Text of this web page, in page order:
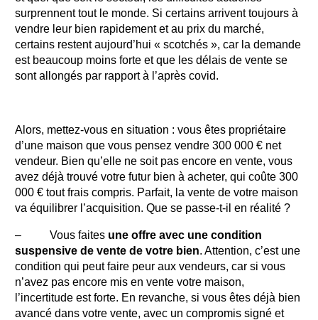
surprennent tout le monde. Si certains arrivent toujours à
vendre leur bien rapidement et au prix du marché,
certains restent aujourd’hui « scotchés », car la demande
est beaucoup moins forte et que les délais de vente se
sont allongés par rapport à l’après covid.
Alors, mettez-vous en situation : vous êtes propriétaire
d’une maison que vous pensez vendre 300 000 € net
vendeur. Bien qu’elle ne soit pas encore en vente, vous
avez déjà trouvé votre futur bien à acheter, qui coûte 300
000 € tout frais compris. Parfait, la vente de votre maison
va équilibrer l’acquisition. Que se passe-t-il en réalité ?
– Vous faites une offre avec une condition
suspensive de vente de votre bien. Attention, c’est une
condition qui peut faire peur aux vendeurs, car si vous
n’avez pas encore mis en vente votre maison,
l’incertitude est forte. En revanche, si vous êtes déjà bien
avancé dans votre vente, avec un compromis signé et